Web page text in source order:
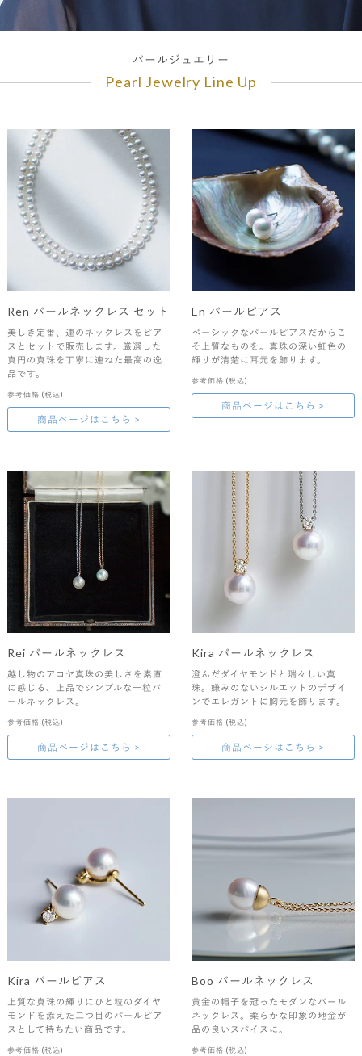
パールジュエリー
Pearl Jewelry Line Up
Ren パールネックレス セット
美しき定番、連のネックレスをピア
スとセットで販売します。厳選した
真円の真珠を丁寧に連ねた最高の逸
品です。
参考価格 (税込)
商品ページはこちら >
En パールピアス
べーシックなパールピアスだからこ
そ上質なものを。真珠の深い虹色の
輝りが清楚に耳元を飾ります。
参考価格(税込)
商品ページはこちら >
Rei パールネックレス
越し物のアコヤ真珠の美しさを素直
に感じる、上品でシンプルな一粒パ
ールネックレス。
参考価格 (税込)
商品ページはこちら >
Kira パールネックレス
澄んだダイヤモンドと瑞々しい真
珠。嫌みのないシルエットのデザイ
ンでエレガントに胸元を飾ります。
参考価格(税込)
商品ページはこちら >
Kira パールピアス
上質な真珠の輝りにひと粒のダイヤ
モンドを添えた二つ目のパールピア
スとして持ちたい商品です。
参考価格 (税込)
Boo パールネックレス
黄金の帽子を冠ったモダンなパール
ネックレス。柔らかな印象の地金が
品の良いスパイスに。
参考価格(税込)